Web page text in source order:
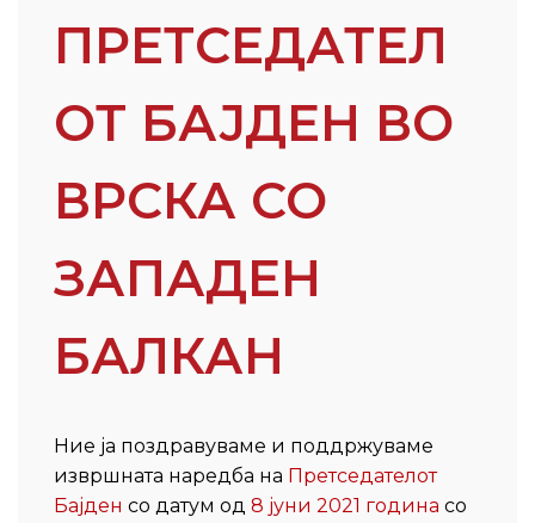
ПРЕТСЕДАТЕЛ
ОТ БАЈДЕН ВО
ВРСКА СО
ЗАПАДЕН
БАЛКАН
Ние ја поздравуваме и поддржуваме
извршната наредба на Претседателот
Бајден со датум од 8 јуни 2021 година со